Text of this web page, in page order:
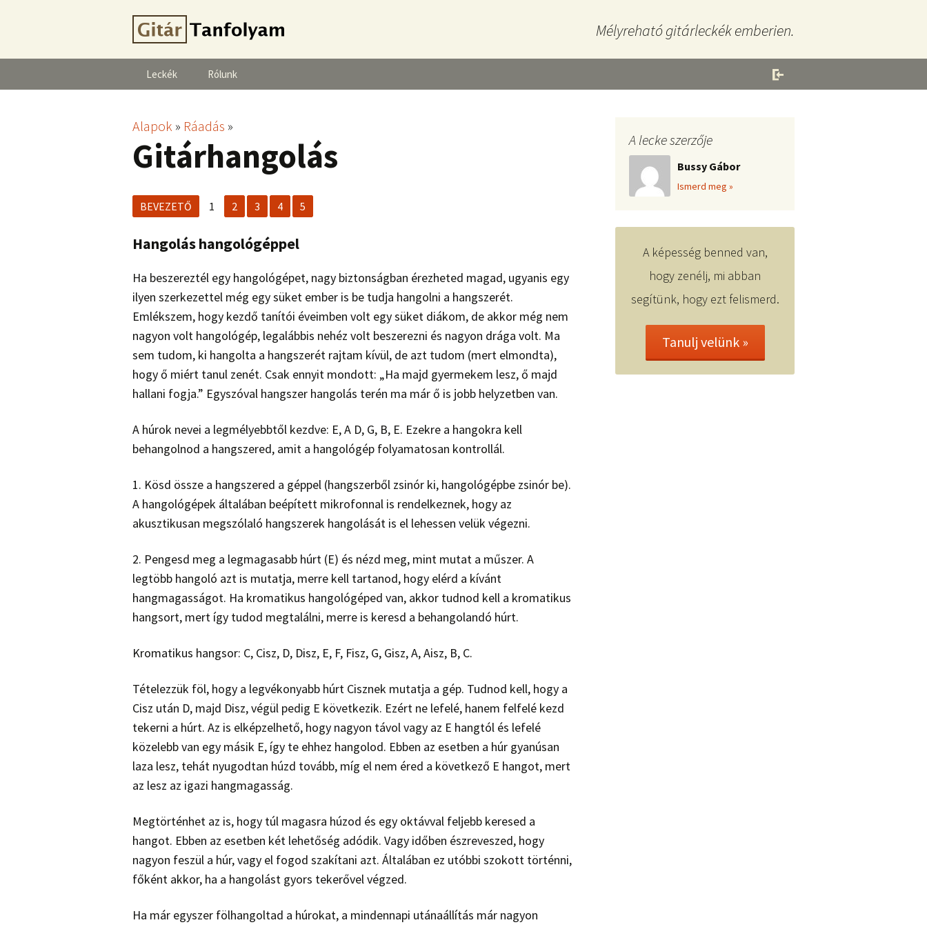
Mélyreható gitárleckék emberien.
Leckék Rólunk
Alapok » Ráadás »
Gitárhangolás
BEVEZETŐ 1 2 3 4 5
Hangolás hangológéppel
Ha beszereztél egy hangológépet, nagy biztonságban érezheted magad, ugyanis egy
ilyen szerkezettel még egy süket ember is be tudja hangolni a hangszerét.
Emlékszem, hogy kezdő tanítói éveimben volt egy süket diákom, de akkor még nem
nagyon volt hangológép, legalábbis nehéz volt beszerezni és nagyon drága volt. Ma
sem tudom, ki hangolta a hangszerét rajtam kívül, de azt tudom (mert elmondta),
hogy ő miért tanul zenét. Csak ennyit mondott: „Ha majd gyermekem lesz, ő majd
hallani fogja.” Egyszóval hangszer hangolás terén ma már ő is jobb helyzetben van.
A húrok nevei a legmélyebbtől kezdve: E, A D, G, B, E. Ezekre a hangokra kell
behangolnod a hangszered, amit a hangológép folyamatosan kontrollál.
1. Kösd össze a hangszered a géppel (hangszerből zsinór ki, hangológépbe zsinór be).
A hangológépek általában beépített mikrofonnal is rendelkeznek, hogy az
akusztikusan megszólaló hangszerek hangolását is el lehessen velük végezni.
2. Pengesd meg a legmagasabb húrt (E) és nézd meg, mint mutat a műszer. A
legtöbb hangoló azt is mutatja, merre kell tartanod, hogy elérd a kívánt
hangmagasságot. Ha kromatikus hangológéped van, akkor tudnod kell a kromatikus
hangsort, mert így tudod megtalálni, merre is keresd a behangolandó húrt.
Kromatikus hangsor: C, Cisz, D, Disz, E, F, Fisz, G, Gisz, A, Aisz, B, C.
Tételezzük föl, hogy a legvékonyabb húrt Cisznek mutatja a gép. Tudnod kell, hogy a
Cisz után D, majd Disz, végül pedig E következik. Ezért ne lefelé, hanem felfelé kezd
tekerni a húrt. Az is elképzelhető, hogy nagyon távol vagy az E hangtól és lefelé
közelebb van egy másik E, így te ehhez hangolod. Ebben az esetben a húr gyanúsan
laza lesz, tehát nyugodtan húzd tovább, míg el nem éred a következő E hangot, mert
az lesz az igazi hangmagasság.
Megtörténhet az is, hogy túl magasra húzod és egy oktávval feljebb keresed a
hangot. Ebben az esetben két lehetőség adódik. Vagy időben észreveszed, hogy
nagyon feszül a húr, vagy el fogod szakítani azt. Általában ez utóbbi szokott történni,
főként akkor, ha a hangolást gyors tekerővel végzed.
Ha már egyszer fölhangoltad a húrokat, a mindennapi utánaállítás már nagyon
A lecke szerzője
Bussy Gábor
Ismerd meg »
A képesség benned van,
hogy zenélj, mi abban
segítünk, hogy ezt felismerd.
Tanulj velünk »